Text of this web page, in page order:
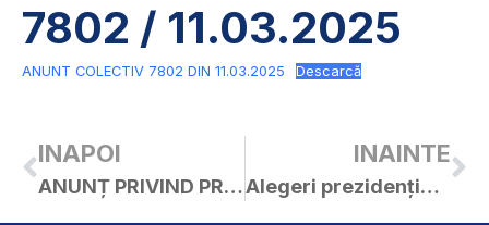
7802 / 11.03.2025
ANUNT COLECTIV 7802 DIN 11.03.2025 Descarcă
INAPOI
ANUNȚ PRIVIND PROTECȚIA MEDIULUI
INAINTE
Alegeri prezidențiale – 2025